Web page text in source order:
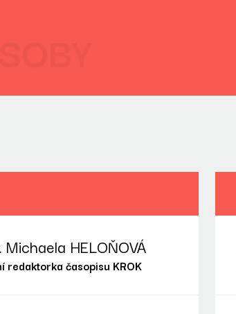
Michaela HELOŇOVÁ
redaktorka časopisu KROK